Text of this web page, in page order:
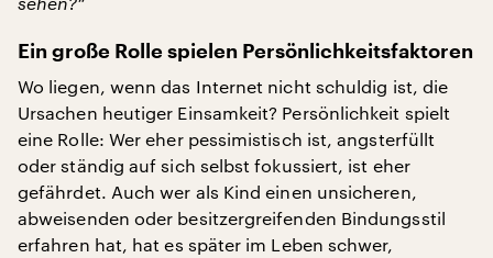
Ein große Rolle spielen Persönlichkeitsfaktoren
Wo liegen, wenn das Internet nicht schuldig ist, die
Ursachen heutiger Einsamkeit? Persönlichkeit spielt
eine Rolle: Wer eher pessimistisch ist, angsterfüllt
oder ständig auf sich selbst fokussiert, ist eher
gefährdet. Auch wer als Kind einen unsicheren,
abweisenden oder besitzergreifenden Bindungsstil
erfahren hat, hat es später im Leben schwer,